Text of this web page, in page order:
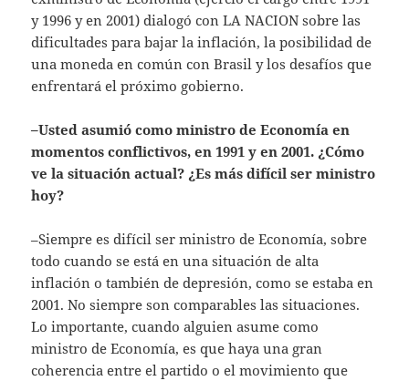
y 1996 y en 2001) dialogó con LA NACION sobre las
dificultades para bajar la inflación, la posibilidad de
una moneda en común con Brasil y los desafíos que
enfrentará el próximo gobierno.
–Usted asumió como ministro de Economía en
momentos conflictivos, en 1991 y en 2001. ¿Cómo
ve la situación actual? ¿Es más difícil ser ministro
hoy?
–Siempre es difícil ser ministro de Economía, sobre
todo cuando se está en una situación de alta
inflación o también de depresión, como se estaba en
2001. No siempre son comparables las situaciones.
Lo importante, cuando alguien asume como
ministro de Economía, es que haya una gran
coherencia entre el partido o el movimiento que